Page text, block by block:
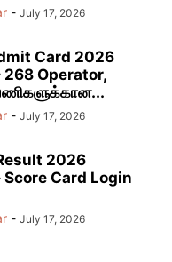
- July 17, 2026
Card 2026
268 Operator,
- July 17, 2026
2026
Score Card Login
- July 17, 2026